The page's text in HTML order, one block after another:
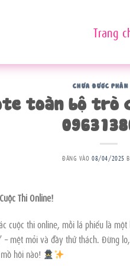
Trang
CHƯA ĐƯỢC
toàn bộ trò
ĐĂNG VÀO08/04/2025
Thi Online!
cuộc thi online, mỗi lá phiếu là
mệt mỏi và đầy thử thách. Đừng lo,
hôi nào!